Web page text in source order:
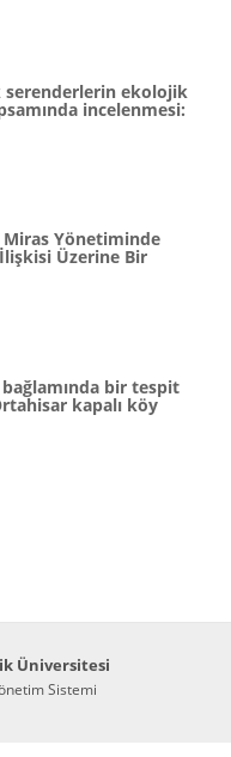
serenderlerin ekolojik
incelenmesi:
Yönetiminde
Üzerine Bir
bir tespit
kapalı köy
Üniversitesi
Sistemi